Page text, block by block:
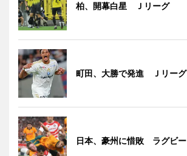
柏、開幕白星 Ｊリーグ
町田、大勝で発進 Ｊリーグ
日本、豪州に惜敗 ラグビー